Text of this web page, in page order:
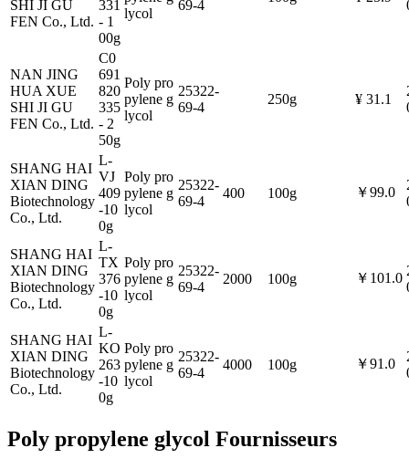
SHI JI GU
FEN Co., Ltd.
331
- 1
00g
lycol
69-4
NAN JING
HUA XUE
SHI JI GU
FEN Co., Ltd.
C0
691
820
335
- 2
50g
Poly pro
pylene g
lycol
25322-
69-4
250g ¥ 31.1
SHANG HAI
XIAN DING
Biotechnology
Co., Ltd.
L-
VJ
409
-10
0g
Poly pro
pylene g
lycol
25322-
69-4
400 100g ￥99.0
SHANG HAI
XIAN DING
Biotechnology
Co., Ltd.
L-
TX
376
-10
0g
Poly pro
pylene g
lycol
25322-
69-4
2000 100g ￥101.0
SHANG HAI
XIAN DING
Biotechnology
Co., Ltd.
L-
KO
263
-10
0g
Poly pro
pylene g
lycol
25322-
69-4
4000 100g ￥91.0
Poly propylene glycol Fournisseurs